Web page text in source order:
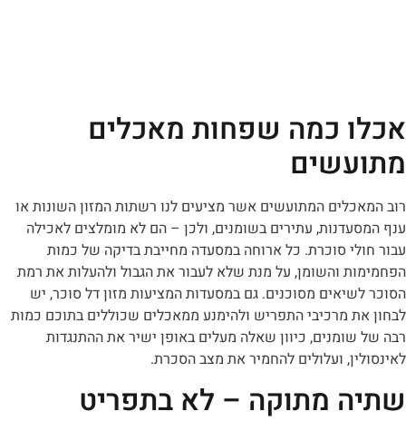
כמה שפחות מאכלים
המתועשים אשר מציעים לנו רשתות המזון השונות או
עתירים בשומנים, ולכן – הם לא מומלצים לאכילה
סוכרת. כל ארוחה במסעדה מחייבת בדיקה של כמות
והשומן, על מנת שלא לעבור את הגבול ולהעלות את רמת
מסוכנים. גם במסעדות המציעות מזון דל סוכר, יש
מרכיבי התפריש ולהימנע ממאכלים שכוללים בתוכם כמות
כיוון שאלה מעלים באופן ישיר את ההתנגדות
ועלולים להחמיר את מצב הסכרת.
מתוקה – לא בתפריט